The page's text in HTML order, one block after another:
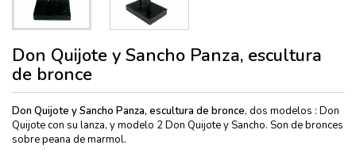
Don Quijote y Sancho Panza, escultura
de bronce
Don Quijote y Sancho Panza, escultura de bronce, dos modelos : Don
Quijote con su lanza, y modelo 2 Don Quijote y Sancho. Son de bronces
sobre peana de marmol.